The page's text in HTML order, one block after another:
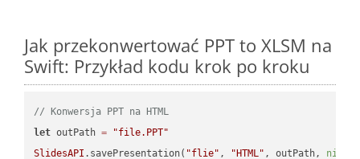
Jak przekonwertować PPT to XLSM na
Swift: Przykład kodu krok po kroku
// Konwersja PPT na HTML
let outPath =
"file.PPT"
SlidesAPI .savePresentation( "flie" , "HTML" , outPath, nil